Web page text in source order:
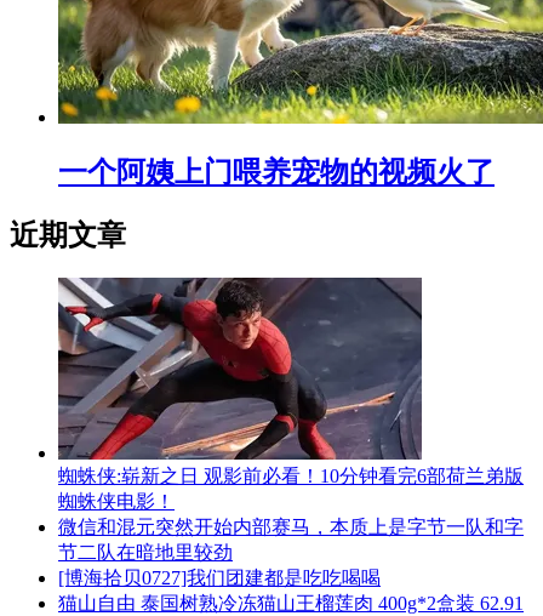
一个阿姨上门喂养宠物的视频火了
近期文章
蜘蛛侠:崭新之日 观影前必看！10分钟看完6部荷兰弟版
蜘蛛侠电影！
微信和混元突然开始内部赛马，本质上是字节一队和字
节二队在暗地里较劲
[博海拾贝0727]我们团建都是吃吃喝喝
猫山自由 泰国树熟冷冻猫山王榴莲肉 400g*2盒装 62.91